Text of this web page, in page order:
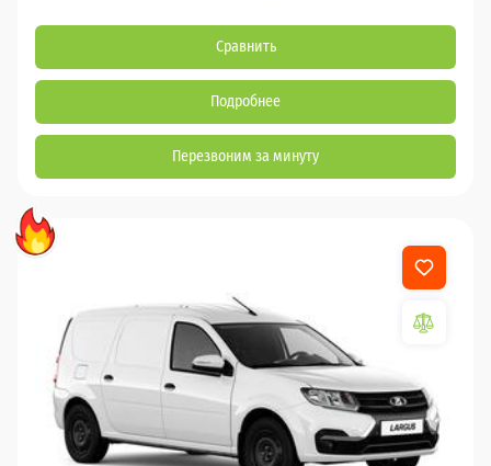
Сравнить
Подробнее
Перезвоним за минуту